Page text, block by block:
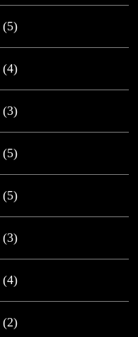
(5)
(4)
(3)
(5)
(5)
(3)
(4)
(2)